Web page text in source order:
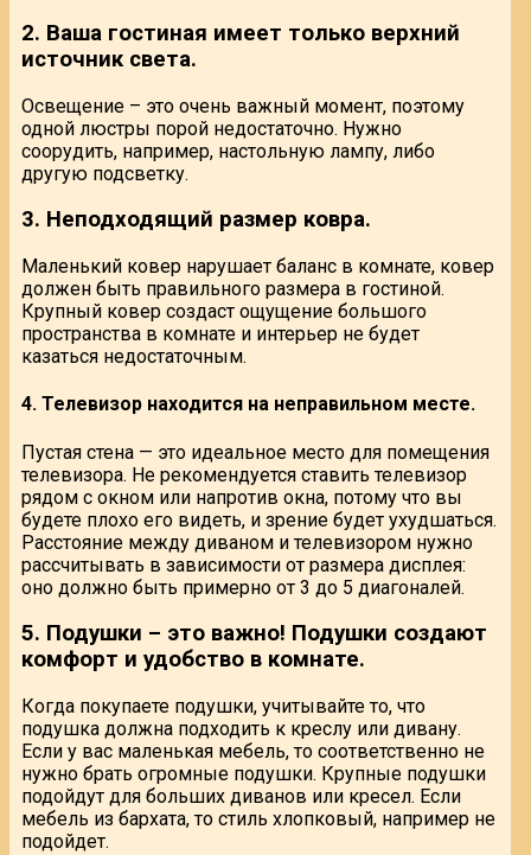
2. Ваша гостиная имеет только верхний
источник света.
Освещение – это очень важный момент, поэтому
одной люстры порой недостаточно. Нужно
соорудить, например, настольную лампу, либо
другую подсветку.
3. Неподходящий размер ковра.
Маленький ковер нарушает баланс в комнате, ковер
должен быть правильного размера в гостиной.
Крупный ковер создаст ощущение большого
пространства в комнате и интерьер не будет
казаться недостаточным.
4. Телевизор находится на неправильном месте.
Пустая стена — это идеальное место для помещения
телевизора. Не рекомендуется ставить телевизор
рядом с окном или напротив окна, потому что вы
будете плохо его видеть, и зрение будет ухудшаться.
Расстояние между диваном и телевизором нужно
рассчитывать в зависимости от размера дисплея:
оно должно быть примерно от 3 до 5 диагоналей.
5. Подушки – это важно! Подушки создают
комфорт и удобство в комнате.
Когда покупаете подушки, учитывайте то, что
подушка должна подходить к креслу или дивану.
Если у вас маленькая мебель, то соответственно не
нужно брать огромные подушки. Крупные подушки
подойдут для больших диванов или кресел. Если
мебель из бархата, то стиль хлопковый, например не
подойдет.